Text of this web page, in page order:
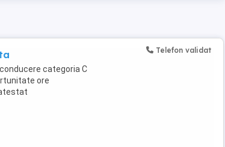
categoria C
ore
Telefon validat